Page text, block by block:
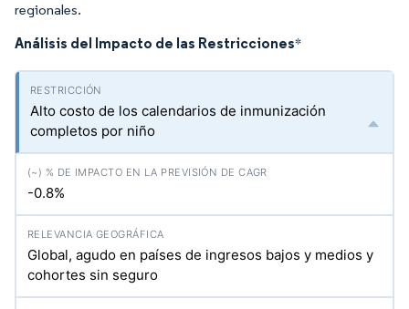
regionales.
Análisis del Impacto de las Restricciones*
Alto costo de los calendarios de inmunización
completos por niño
-0.8%
Global, agudo en países de ingresos bajos y medios y
cohortes sin seguro